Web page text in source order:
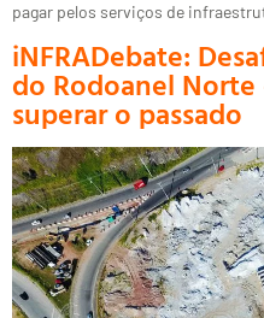
pagar pelos serviços de
iNFRADebate:
do Rodoanel
superar o passado